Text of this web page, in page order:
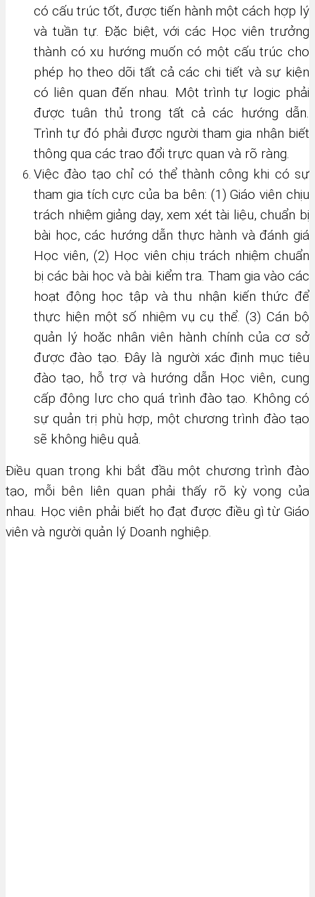
có cấu trúc tốt, được tiến hành một cách hợp lý
và tuần tự. Đặc biệt, với các Học viên trưởng
thành có xu hướng muốn có một cấu trúc cho
phép họ theo dõi tất cả các chi tiết và sự kiện
có liên quan đến nhau. Một trình tự logic phải
được tuân thủ trong tất cả các hướng dẫn.
Trình tự đó phải được người tham gia nhận biết
thông qua các trao đổi trực quan và rõ ràng.
Việc đào tạo chỉ có thể thành công khi có sự
tham gia tích cực của ba bên: (1) Giáo viên chịu
trách nhiệm giảng dạy, xem xét tài liệu, chuẩn bị
bài học, các hướng dẫn thực hành và đánh giá
Học viên, (2) Học viên chịu trách nhiệm chuẩn
bị các bài học và bài kiểm tra. Tham gia vào các
hoạt động học tập và thu nhận kiến thức để
thực hiện một số nhiệm vụ cụ thể. (3) Cán bộ
quản lý hoặc nhân viên hành chính của cơ sở
được đào tạo. Đây là người xác định mục tiêu
đào tạo, hỗ trợ và hướng dẫn Học viên, cung
cấp động lực cho quá trình đào tạo. Không có
sự quản trị phù hợp, một chương trình đào tạo
sẽ không hiệu quả.
Điều quan trọng khi bắt đầu một chương trình đào
tạo, mỗi bên liên quan phải thấy rõ kỳ vọng của
nhau. Học viên phải biết họ đạt được điều gì từ Giáo
viên và người quản lý Doanh nghiệp.